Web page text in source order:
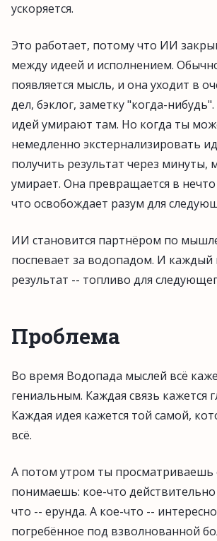
ускоряется.
Это работает, потому что ИИ
между идеей и исполнением.
появляется мысль, и она уходит в
дел, бэклог, заметку "когда-
идей умирают там. Но когда ты
немедленно экстернализировать
получить результат через минуты,
умирает. Она превращается в
что освобождает разум для
ИИ становится партнёром по
поспевает за водопадом. И
результат -- топливо для
Проблема
Во время Водопада мыслей всё
гениальным. Каждая связь кажется
Каждая идея кажется той самой,
всё.
А потом утром ты просматриваешь
понимаешь: кое-что
что -- ерунда. А кое-что --
погребённое под взволнованной